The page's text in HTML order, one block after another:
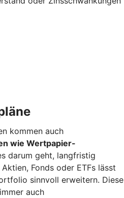
kommen auch
wie Wertpapier-
darum geht, langfristig
Fonds oder ETFs lässt
sinnvoll erweitern. Diese
auch